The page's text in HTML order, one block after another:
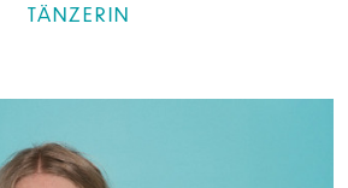
TÄNZERIN